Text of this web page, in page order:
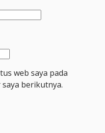
web saya pada
berikutnya.